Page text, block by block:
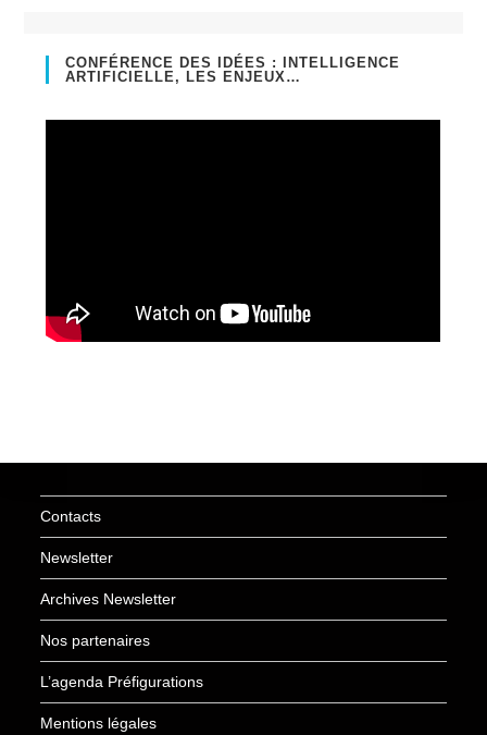
CONFÉRENCE DES IDÉES : INTELLIGENCE
ARTIFICIELLE, LES ENJEUX…
Contacts
Newsletter
Archives Newsletter
Nos partenaires
L’agenda Préfigurations
Mentions légales